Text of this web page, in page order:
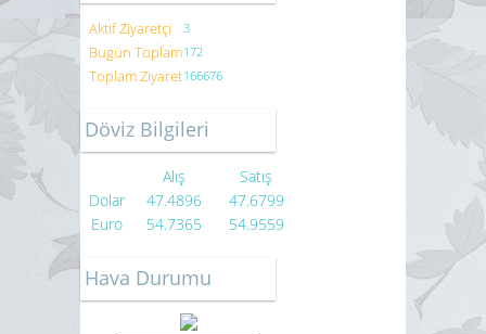
Aktif Ziyaretçi 3
Bugün Toplam172
Toplam Ziyaret166676
Döviz Bilgileri
Alış
Satış
Dolar
47.4896
47.6799
Euro
54.7365 54.9559
Hava Durumu